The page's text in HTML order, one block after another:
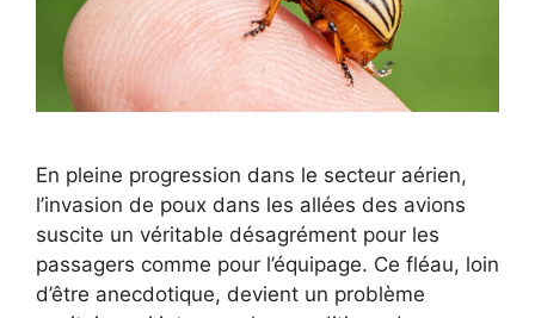
En pleine progression dans le secteur aérien,
l’invasion de poux dans les allées des avions
suscite un véritable désagrément pour les
passagers comme pour l’équipage. Ce fléau, loin
d’être anecdotique, devient un problème